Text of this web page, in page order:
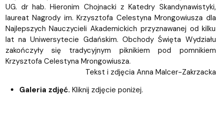
UG. dr hab. Hieronim Chojnacki z Katedry Skandynawistyki,
laureat Nagrody im. Krzysztofa Celestyna Mrongowiusza dla
Najlepszych Nauczycieli Akademickich przyznawanej od kilku
lat na Uniwersytecie Gdańskim. Obchody Święta Wydziału
zakończyły się tradycyjnym piknikiem pod pomnikiem
Krzysztofa Celestyna Mrongowiusza.
Tekst i zdjęcia Anna Malcer-Zakrzacka
Galeria zdjęć. Kliknij zdjęcie poniżej.